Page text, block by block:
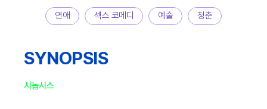
연애 섹스 코메디 예술 청춘
SYNOPSIS
시놉시스